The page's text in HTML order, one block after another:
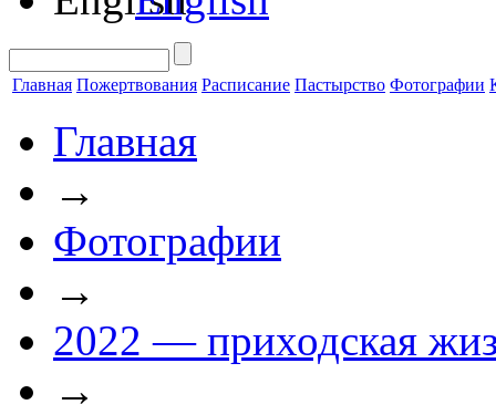
Главная Пожертвования Расписание Пастырство Фотографии
Главная
→
Фотографии
→
2022 — приходская
→